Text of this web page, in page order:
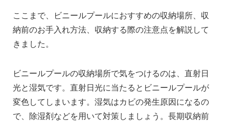
ここまで、ビニールプールにおすすめの収納場所、収
納前のお手入れ方法、収納する際の注意点を解説して
きました。
ビニールプールの収納場所で気をつけるのは、直射日
光と湿気です。直射日光に当たるとビニールプールが
変色してしまいます。湿気はカビの発生原因になるの
で、除湿剤などを用いて対策しましょう。長期収納前